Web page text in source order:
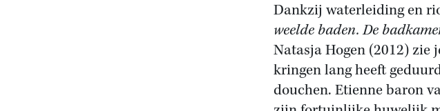
Dankzij waterleiding en
weelde baden.De
Natasja Hogen (2012) zie
kringen lang heeft
douchen. Etienne baron